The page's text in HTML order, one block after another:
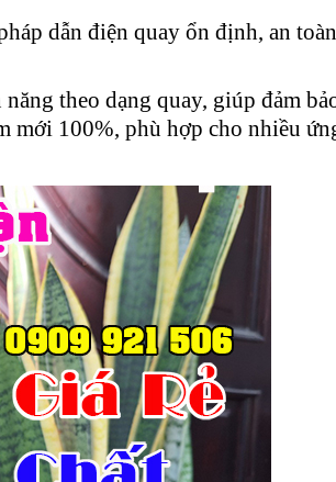
dẫn điện quay ổn định, an
theo dạng quay, giúp đảm
mới 100%, phù hợp cho nhiều